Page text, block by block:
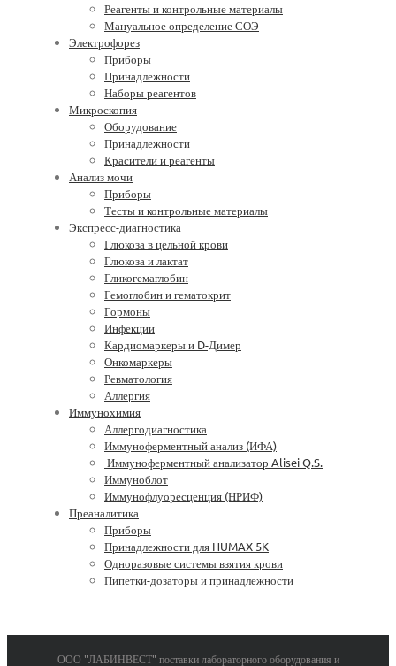
Реагенты и контрольные материалы
Мануальное определение СОЭ
Электрофорез
Приборы
Принадлежности
Наборы реагентов
Микроскопия
Оборудование
Принадлежности
Красители и реагенты
Анализ мочи
Приборы
Тесты и контрольные материалы
Экспресс-диагностика
Глюкоза в цельной крови
Глюкоза и лактат
Гликогемаглобин
Гемоглобин и гематокрит
Гормоны
Инфекции
Кардиомаркеры и D-Димер
Онкомаркеры
Ревматология
Аллергия
Иммунохимия
Аллергодиагностика
Иммуноферментный анализ (ИФА)
Иммуноферментный анализатор Alisei Q.S.
Иммуноблот
Иммунофлуоресценция (НРИФ)
Преаналитика
Приборы
Принадлежности для HUMAX 5K
Одноразовые системы взятия крови
Пипетки-дозаторы и принадлежности
ООО "ЛАБИНВЕСТ" поставки лабораторного оборудования и